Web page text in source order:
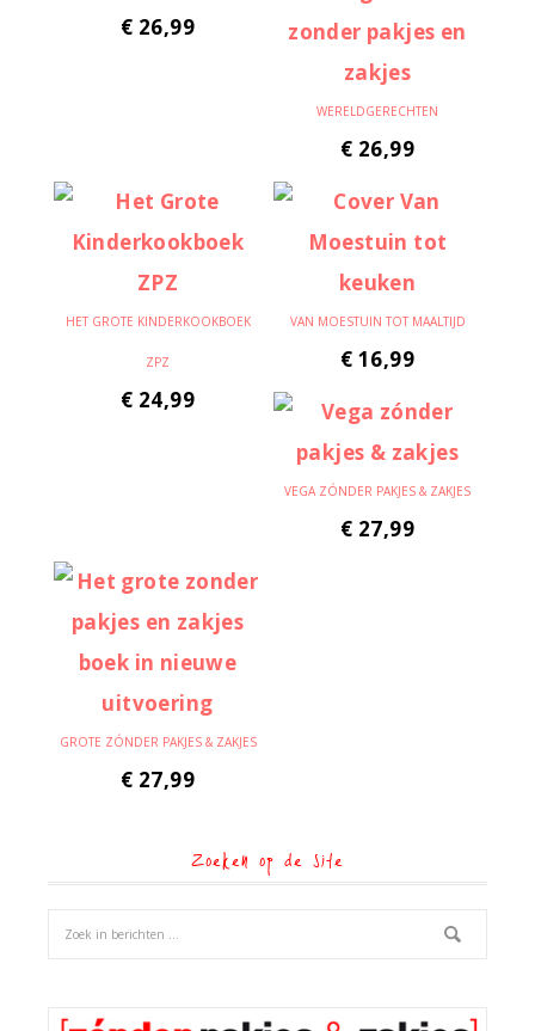
€ 26,99
WERELDGERECHTEN
€ 26,99
HET GROTE KINDERKOOKBOEK
ZPZ
€ 24,99
VAN MOESTUIN TOT MAALTIJD
€ 16,99
VEGA ZÓNDER PAKJES & ZAKJES
€ 27,99
GROTE ZÓNDER PAKJES & ZAKJES
€ 27,99
Zoeken op de site